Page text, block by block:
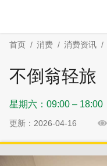
主
首页 消费 消费资讯
不倒翁轻旅
星期六：09:00 – 18:00
更新：2026-04-16
社